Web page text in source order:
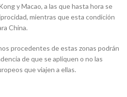
y Macao, a las que hasta hora se
mientras que esta condición
China.
procedentes de estas zonas podrán
de que se apliquen o no las
que viajen a ellas.